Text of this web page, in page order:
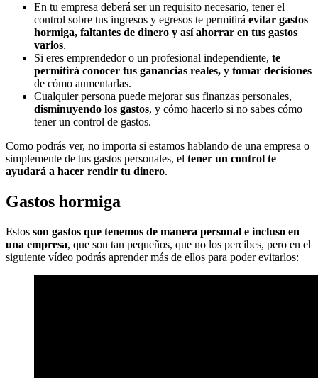
En tu empresa deberá ser un requisito necesario, tener el
control sobre tus ingresos y egresos te permitirá evitar gastos
hormiga, faltantes de dinero y así ahorrar en tus gastos
varios.
Si eres emprendedor o un profesional independiente, te
permitirá conocer tus ganancias reales, y tomar decisiones
de cómo aumentarlas.
Cualquier persona puede mejorar sus finanzas personales,
disminuyendo los gastos, y cómo hacerlo si no sabes cómo
tener un control de gastos.
Como podrás ver, no importa si estamos hablando de una empresa o
simplemente de tus gastos personales, el tener un control te
ayudará a hacer rendir tu dinero.
Gastos hormiga
Estos son gastos que tenemos de manera personal e incluso en
una empresa, que son tan pequeños, que no los percibes, pero en el
siguiente vídeo podrás aprender más de ellos para poder evitarlos: